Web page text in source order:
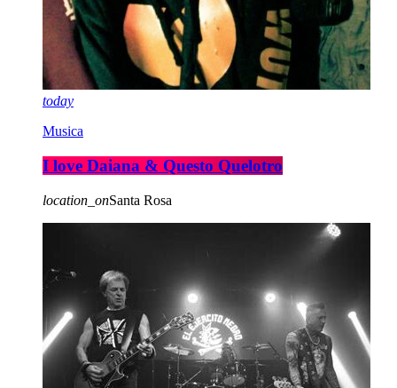
today
Musica
I love Daiana & Questo Quelotro
location_onSanta Rosa